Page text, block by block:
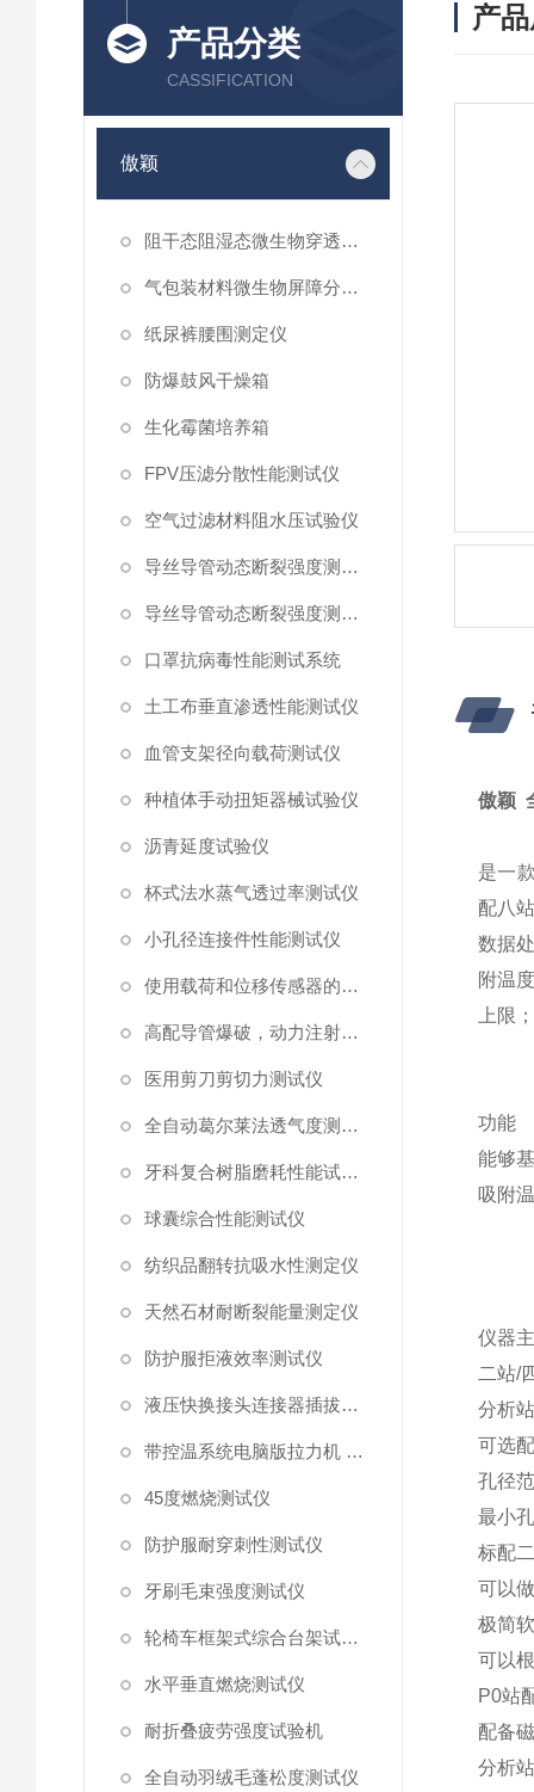
产品分类
CASSIFICATION
傲颖
阻干态阻湿态微生物穿透性能测试仪
气包装材料微生物屏障分等试验仪
纸尿裤腰围测定仪
防爆鼓风干燥箱
生化霉菌培养箱
FPV压滤分散性能测试仪
空气过滤材料阻水压试验仪
导丝导管动态断裂强度测试仪 （峰值拉力）
导丝导管动态断裂强度测试仪
口罩抗病毒性能测试系统
土工布垂直渗透性能测试仪
血管支架径向载荷测试仪
种植体手动扭矩器械试验仪
沥青延度试验仪
杯式法水蒸气透过率测试仪
小孔径连接件性能测试仪
使用载荷和位移传感器的塑料高速穿刺特性测试仪
高配导管爆破，动力注射中流量及压力测试仪
医用剪刀剪切力测试仪
全自动葛尔莱法透气度测试仪
牙科复合树脂磨耗性能试验仪
球囊综合性能测试仪
纺织品翻转抗吸水性测定仪
天然石材耐断裂能量测定仪
防护服拒液效率测试仪
液压快换接头连接器插拔泄漏测试仪
带控温系统电脑版拉力机 统电脑版拉力机
45度燃烧测试仪
防护服耐穿刺性测试仪
牙刷毛束强度测试仪
轮椅车框架式综合台架试验机
水平垂直燃烧测试仪
耐折叠疲劳强度试验机
全自动羽绒毛蓬松度测试仪
产
傲颖
是一
配八
数据
附温
上限
功能
能够
吸附
仪器
二站/
分析
可选
孔径
最小
标配
可以
极简
可以
P0站
配备
分析